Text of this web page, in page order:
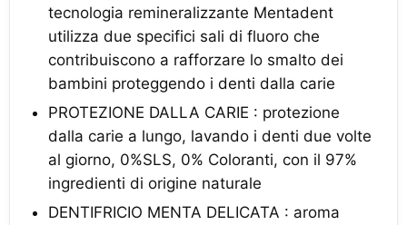
tecnologia remineralizzante Mentadent
utilizza due specifici sali di fluoro che
contribuiscono a rafforzare lo smalto dei
bambini proteggendo i denti dalla carie
PROTEZIONE DALLA CARIE : protezione
dalla carie a lungo, lavando i denti due volte
al giorno, 0%SLS, 0% Coloranti, con il 97%
ingredienti di origine naturale
DENTIFRICIO MENTA DELICATA : aroma